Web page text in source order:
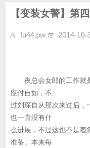
【变装女警】第
fu44.pw 2014-10-
第四章
夜总会女郎的工作就是
应付自如，不
过刘琛自从那次来过后，
也一直没有什
么进展，不过这也不是着
准备。本来每